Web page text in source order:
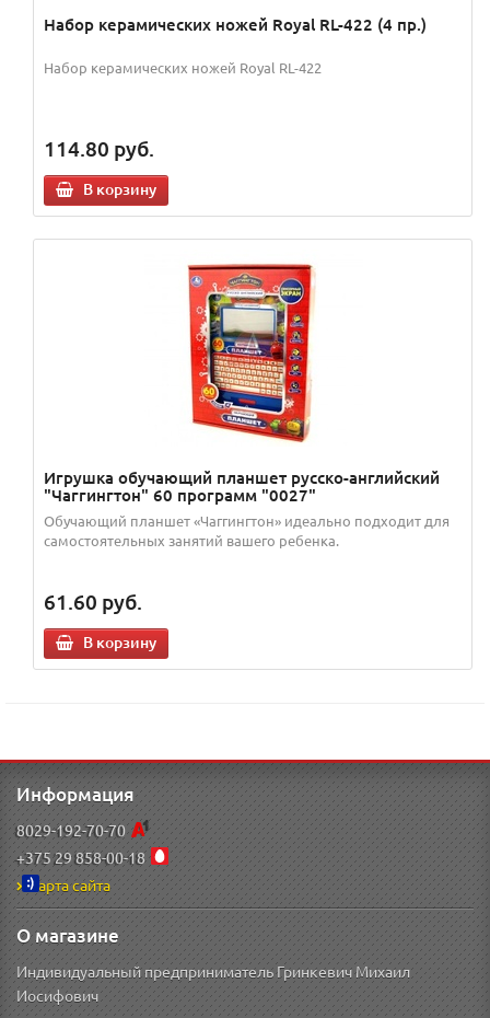
Набор керамических ножей Royal RL-422 (4 пр.)
Набор керамических ножей Royal RL-422
114.80 руб.
В корзину
Игрушка обучающий планшет русско-английский
"Чаггингтон" 60 программ "0027"
Обучающий планшет «Чаггингтон» идеально подходит для
самостоятельных занятий вашего ребенка.
61.60 руб.
В корзину
Информация
8029-192-70-70
+375 29 858-00-18
Карта сайта
О магазине
Индивидуальный предприниматель Гринкевич Михаил
Иосифович